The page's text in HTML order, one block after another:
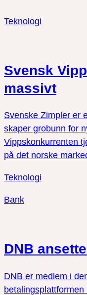
Teknologi
Svensk
massivt
Svenske Zimpler er
skaper grobunn for
Vippskonkurrenten
på det norske
Teknologi
Bank
DNB
DNB er medlem i